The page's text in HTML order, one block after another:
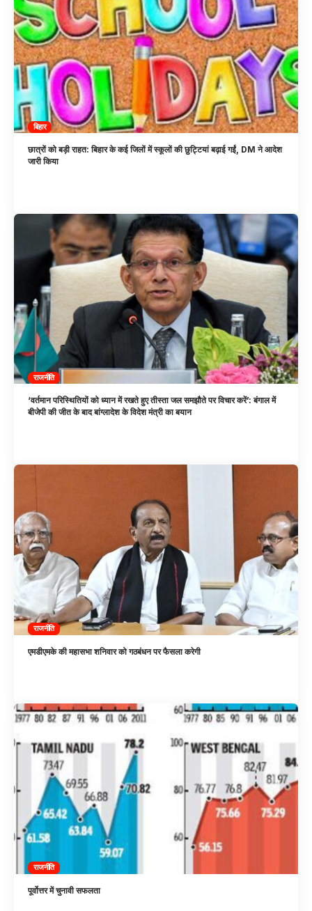
बिहार
छात्रों को बड़ी राहत: बिहार के कई जिलों में स्कूलों की छुट्टियां बढ़ाई गईं, DM ने आदेश
जारी किया
राजनीति
‘वर्तमान परिस्थितियों को ध्यान में रखते हुए तीस्ता जल समझौते पर विचार करें’: बंगाल में
बीजेपी की जीत के बाद बांग्लादेश के विदेश मंत्री का बयान
राजनीति
एमडीएमके की महासभा शनिवार को गठबंधन पर फैसला करेगी
राजनीति
पूर्वोत्तर में चुनावी सफलता